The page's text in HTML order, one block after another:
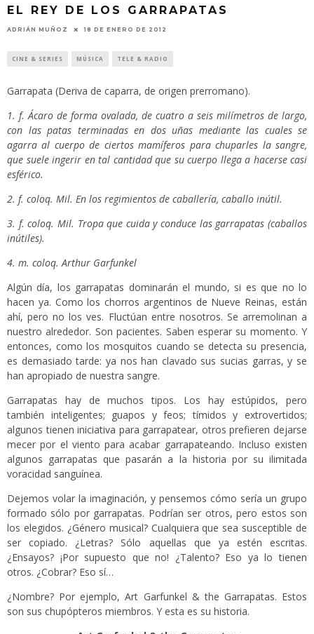
EL REY DE LOS GARRAPATAS
ADRIÁN MUÑOZ 18 DE ENERO DE 2012
CINE & SERIES MÚSICA TELE & RADIO
Garrapata (Deriva de caparra, de origen prerromano).
1. f. Ácaro de forma ovalada, de cuatro a seis milímetros de largo,
con las patas terminadas en dos uñas mediante las cuales se
agarra al cuerpo de ciertos mamíferos para chuparles la sangre,
que suele ingerir en tal cantidad que su cuerpo llega a hacerse casi
esférico.
2. f. coloq. Mil. En los regimientos de caballería, caballo inútil.
3. f. coloq. Mil. Tropa que cuida y conduce las garrapatas (caballos
inútiles).
4. m. coloq. Arthur Garfunkel
Algún día, los garrapatas dominarán el mundo, si es que no lo
hacen ya. Como los chorros argentinos de Nueve Reinas, están
ahí, pero no los ves. Fluctúan entre nosotros. Se arremolinan a
nuestro alrededor. Son pacientes. Saben esperar su momento. Y
entonces, como los mosquitos cuando se detecta su presencia,
es demasiado tarde: ya nos han clavado sus sucias garras, y se
han apropiado de nuestra sangre.
Garrapatas hay de muchos tipos. Los hay estúpidos, pero
también inteligentes; guapos y feos; tímidos y extrovertidos;
algunos tienen iniciativa para garrapatear, otros prefieren dejarse
mecer por el viento para acabar garrapateando. Incluso existen
algunos garrapatas que pasarán a la historia por su ilimitada
voracidad sanguínea.
Dejemos volar la imaginación, y pensemos cómo sería un grupo
formado sólo por garrapatas. Podrían ser otros, pero estos son
los elegidos. ¿Género musical? Cualquiera que sea susceptible de
ser copiado. ¿Letras? Sólo aquellas que ya estén escritas.
¿Ensayos? ¡Por supuesto que no! ¿Talento? Eso ya lo tienen
otros. ¿Cobrar? Eso sí…
¿Nombre? Por ejemplo, Art Garfunkel & the Garrapatas. Estos
son sus chupópteros miembros. Y esta es su historia.